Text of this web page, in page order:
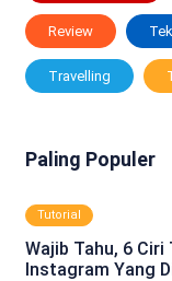
Review
Travelling
Paling Populer
Tutorial
Wajib Tahu, 6 Ciri
Instagram Yang